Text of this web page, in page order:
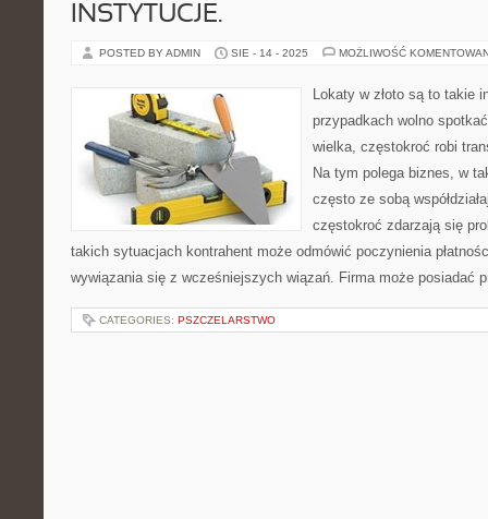
INSTYTUCJE.
POSTED BY ADMIN SIE - 14 - 2025 MOŻLIWOŚĆ
Lokaty w złoto są to takie
przypadkach wolno
wielka, częstokroć robi
Na tym polega biznes, w
często ze sobą
częstokroć zdarzają się
takich sytuacjach kontrahent może odmówić poczynienia
wywiązania się z wcześniejszych wiązań. Firma może posiadać
CATEGORIES: PSZCZELARSTWO